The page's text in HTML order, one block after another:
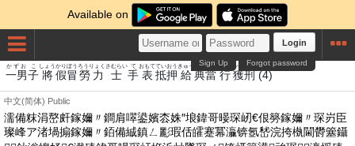
Available on
Login
Forgot password
Sign Up
一男
かずお
子
こ
將
しょう
假
かり
冒
ぼう
勞力
ろうりょく
士
さむらい
手
て
表
おもて
抵
てい
押
おう
給
きゅう
典
てん
當
とう
行
ぎょう
獲
かく
刑
けい
(4)
中文(简体) Public
濡備粖涓嶅皯鎵嬭〃鐧肩噿鍙嬪枩姝″埌鍏哥暥琛屻€佷簩鎵嬭〃琛岃臣
璨峰ア渚堝搧鎵嬭〃銆備絾鎮ㄥ彲瑕佸皬蹇冪灜锛氬嵆浣挎槸閫欎簺鑷